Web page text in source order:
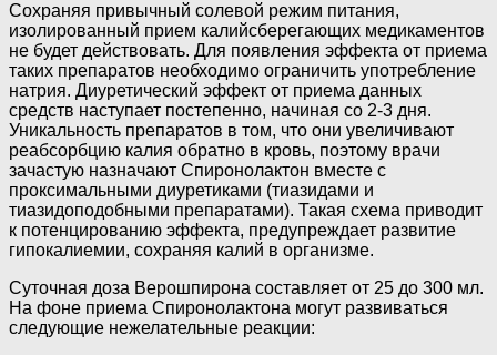
Сохраняя привычный солевой режим питания,
изолированный прием калийсберегающих медикаментов
не будет действовать. Для появления эффекта от приема
таких препаратов необходимо ограничить употребление
натрия. Диуретический эффект от приема данных
средств наступает постепенно, начиная со 2-3 дня.
Уникальность препаратов в том, что они увеличивают
реабсорбцию калия обратно в кровь, поэтому врачи
зачастую назначают Спиронолактон вместе с
проксимальными диуретиками (тиазидами и
тиазидоподобными препаратами). Такая схема приводит
к потенцированию эффекта, предупреждает развитие
гипокалиемии, сохраняя калий в организме.
Суточная доза Верошпирона составляет от 25 до 300 мл.
На фоне приема Спиронолактона могут развиваться
следующие нежелательные реакции: